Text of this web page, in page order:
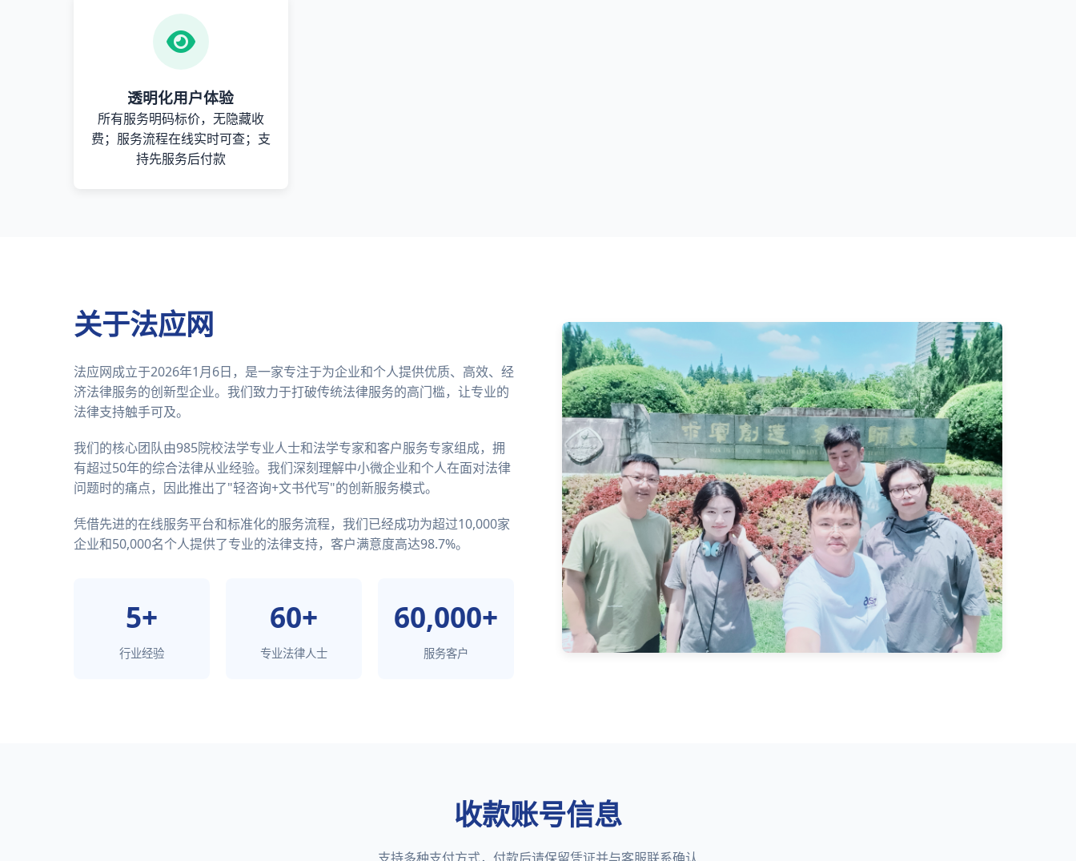
透明化用户体验
所有服务明码标价，无隐藏收
费；服务流程在线实时可查；支
持先服务后付款
关于法应网
法应网成立于2026年1月6日，是一家专注于为企业和个人提供优质、高效、经
济法律服务的创新型企业。我们致力于打破传统法律服务的高门槛，让专业的
法律支持触手可及。
我们的核心团队由985院校法学专业人士和法学专家和客户服务专家组成，拥
有超过50年的综合法律从业经验。我们深刻理解中小微企业和个人在面对法律
问题时的痛点，因此推出了"轻咨询+文书代写"的创新服务模式。
凭借先进的在线服务平台和标准化的服务流程，我们已经成功为超过10,000家
企业和50,000名个人提供了专业的法律支持，客户满意度高达98.7%。
5+
行业经验
60+
专业法律人士
60,000+
服务客户
收款账号信息